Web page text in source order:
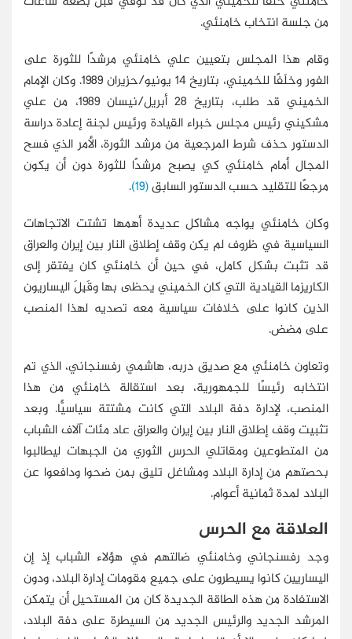
من جلسة انتخاب خامنئي.
وقام هذا المجلس بتعيين علي خامنئي مرشدًا للثورة على
الفور وخلَفًا للخميني، بتاريخ 14 يونيو/حزيران 1989. وكان الإمام
الخميني قد طلب، بتاريخ 28 أبريل/نيسان 1989، من علي
مشكيني رئيس مجلس خبراء القيادة ورئيس لجنة إعادة دراسة
الدستور حذف شرط المرجعية من مرشد الثورة، الأمر الذي فسح
المجال أمام خامنئي كي يصبح مرشدًا للثورة دون أن يكون
مرجعًا للتقليد حسب الدستور السابق(19)
.
وكان خامنئي يواجه مشاكل عديدة أهمها تشتت الاتجاهات
السياسية في ظروف لم يكن وقف إطلاق النار بين إيران والعراق
قد تثبت بشكل كامل، في حين أن خامنئي كان يفتقر إلى
الكاريزما القيادية التي كان الخميني يحظى بها وقَبِلَ اليساريون
الذين كانوا على خلافات سياسية معه تصديه لهذا المنصب
على مضض.
وتعاون خامنئي مع صديق دربه، هاشمي رفسنجاني، الذي تم
انتخابه رئيسًا للجمهورية، بعد استقالة خامنئي من هذا
المنصب، لإدارة دفة البلاد التي كانت مشتتة سياسيًّا. وبعد
تثبيت وقف إطلاق النار بين إيران والعراق عاد مئات آلاف الشباب
من المتطوعين ومقاتلي الحرس الثوري من الجبهات ليطالبوا
بحصتهم من إدارة البلاد ومشاغل تليق بمن ضحوا ودافعوا عن
البلاد لمدة ثمانية أعوام.
العلاقة مع الحرس
وجد رفسنجاني وخامنئي ضالتهم في هؤلاء الشباب إذ إن
اليساريين كانوا يسيطرون على جميع مقومات إدارة البلاد، ودون
الاستفادة من هذه الطاقة الجديدة كان من المستحيل أن يتمكن
المرشد الجديد والرئيس الجديد من السيطرة على دفة البلاد،